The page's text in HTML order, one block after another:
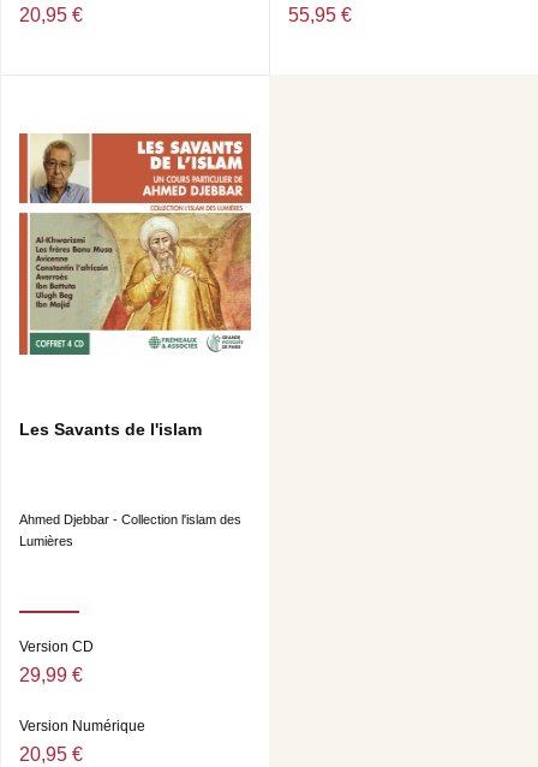
20,95 € 55,95 €
Les Savants de l'islam
Ahmed Djebbar - Collection l'islam des
Lumières
Version CD
29,99 €
Version Numérique
20,95 €